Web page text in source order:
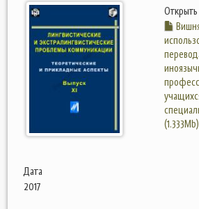
Открыть
(1.333Mb)
Дата
2017